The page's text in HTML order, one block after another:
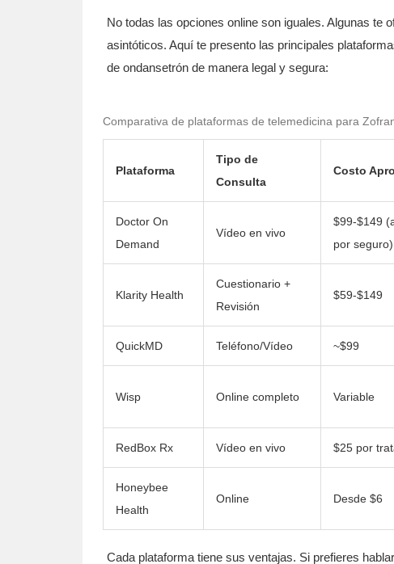
No todas las opciones online son iguales. Algunas te
asintóticos. Aquí te presento las principales
de ondansetrón de manera legal y segura:
Comparativa de plataformas de telemedicina para
Plataforma
Tipo de
Consulta
Costo
Doctor On
Demand
Vídeo en vivo
$99-$149
por seguro)
Klarity Health
Cuestionario +
Revisión
$59-$149
QuickMD Teléfono/Vídeo ~$99
Wisp Online completo Variable
RedBox Rx Vídeo en vivo $25 por
Honeybee
Health
Online Desde $6
Cada plataforma tiene sus ventajas. Si prefieres